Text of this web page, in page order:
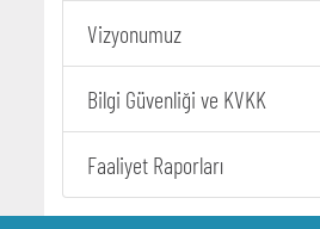
Vizyonumuz
Bilgi Güvenliği ve KVKK
Faaliyet Raporları